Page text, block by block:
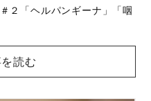
２「ヘルパンギーナ」「咽
読む